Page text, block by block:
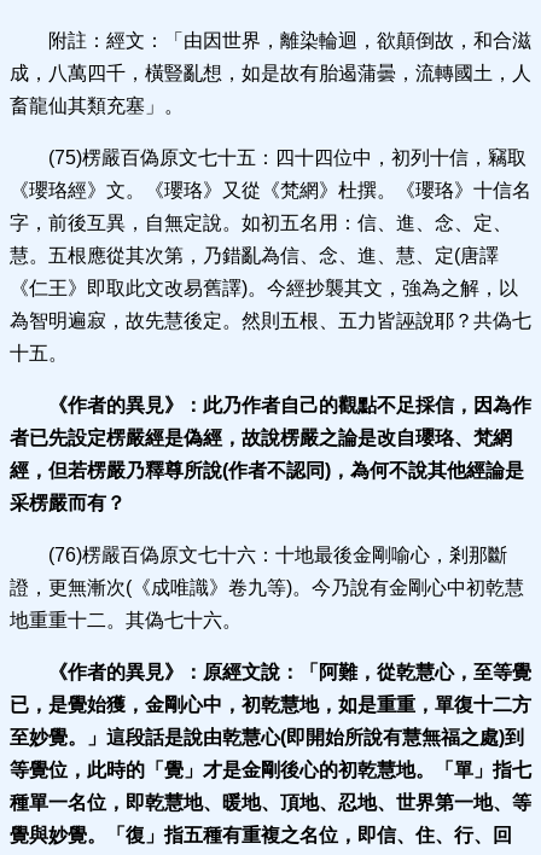
附註：經文：「由因世界，離染輪迴，欲顛倒故，和合滋
成，八萬四千，橫豎亂想，如是故有胎遏蒲曇，流轉國土，人
畜龍仙其類充塞」。
(75)楞嚴百偽原文七十五：四十四位中，初列十信，竊取
《瓔珞經》文。《瓔珞》又從《梵網》杜撰。《瓔珞》十信名
字，前後互異，自無定說。如初五名用：信、進、念、定、
慧。五根應從其次第，乃錯亂為信、念、進、慧、定(唐譯
《仁王》即取此文改易舊譯)。今經抄襲其文，強為之解，以
為智明遍寂，故先慧後定。然則五根、五力皆誣說耶？共偽七
十五。
《作者的異見》： 此乃作者自己的觀點不足採信，因為作
者已先設定楞嚴經是偽經，故說楞嚴之論是改自瓔珞、梵網
經，但若楞嚴乃釋尊所說(作者不認同)，為何不說其他經論是
采楞嚴而有？
(76)楞嚴百偽原文七十六：十地最後金剛喻心，剎那斷
證，更無漸次(《成唯識》卷九等)。今乃說有金剛心中初乾慧
地重重十二。其偽七十六。
《作者的異見》： 原經文說：「阿難，從乾慧心，至等覺
已，是覺始獲，金剛心中，初乾慧地，如是重重，單復十二方
至妙覺。」這段話是說由乾慧心(即開始所說有慧無福之處)到
等覺位，此時的「覺」才是金剛後心的初乾慧地。「單」指七
種單一名位，即乾慧地、暖地、頂地、忍地、世界第一地、等
覺與妙覺。「復」指五種有重複之名位，即信、住、行、回